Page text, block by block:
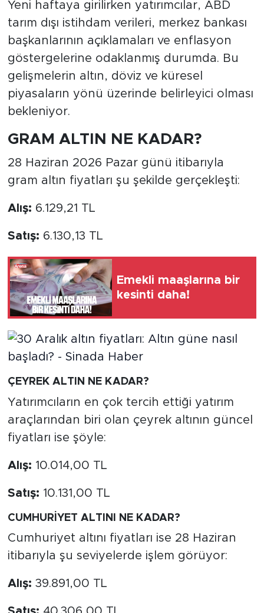
Yeni haftaya girilirken yatırımcılar, ABD
tarım dışı istihdam verileri, merkez bankası
başkanlarının açıklamaları ve enflasyon
göstergelerine odaklanmış durumda. Bu
gelişmelerin altın, döviz ve küresel
piyasaların yönü üzerinde belirleyici olması
bekleniyor.
GRAM ALTIN NE KADAR?
28 Haziran 2026 Pazar günü itibarıyla
gram altın fiyatları şu şekilde gerçekleşti:
Alış: 6.129,21 TL
Satış: 6.130,13 TL
Emekli maaşlarına bir
kesinti daha!
ÇEYREK ALTIN NE KADAR?
Yatırımcıların en çok tercih ettiği yatırım
araçlarından biri olan çeyrek altının güncel
fiyatları ise şöyle:
Alış: 10.014,00 TL
Satış: 10.131,00 TL
CUMHURİYET ALTINI NE KADAR?
Cumhuriyet altını fiyatları ise 28 Haziran
itibarıyla şu seviyelerde işlem görüyor:
Alış: 39.891,00 TL